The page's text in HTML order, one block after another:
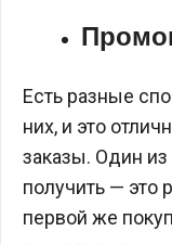
Есть разные
них, и это
заказы. Один
получить — это
первой же